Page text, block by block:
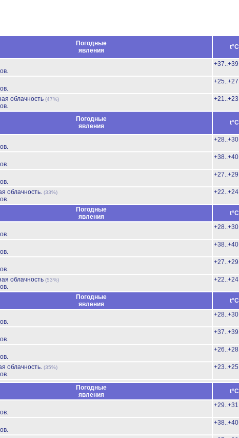
Погодные
явления
t°C
+37..+39
+25..+27
облачность (47%) +21..+23
Погодные
явления
t°C
+28..+30
+38..+40
+27..+29
облачность. (33%) +22..+24
Погодные
явления
t°C
+28..+30
+38..+40
+27..+29
облачность (53%) +22..+24
Погодные
явления
t°C
+28..+30
+37..+39
+26..+28
облачность. (35%) +23..+25
Погодные
явления
t°C
+29..+31
+38..+40